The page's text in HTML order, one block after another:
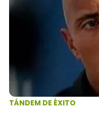
TÁNDEM DE ÉXITO